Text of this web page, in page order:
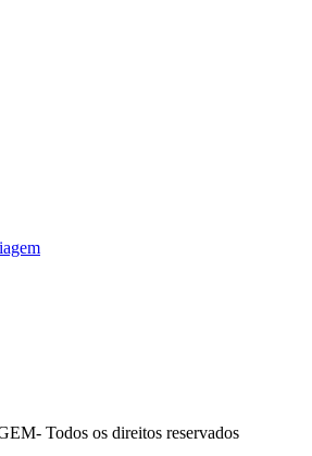
Todos os direitos reservados